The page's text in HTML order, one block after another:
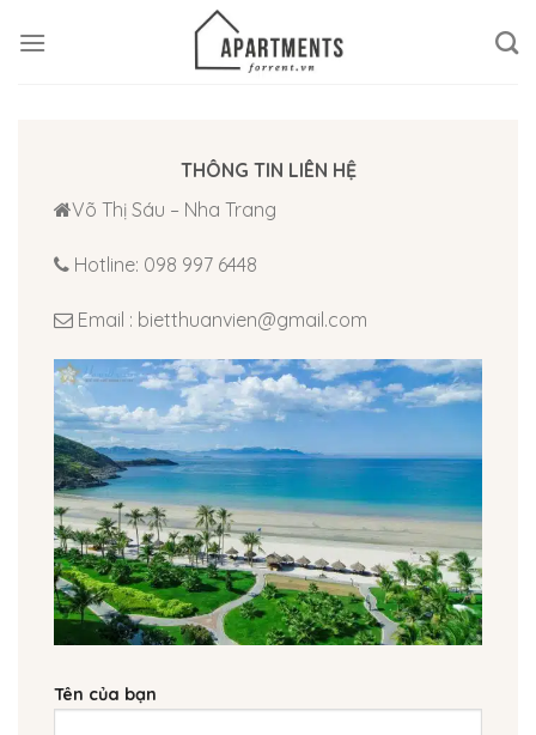
THÔNG TIN LIÊN HỆ
Võ Thị Sáu – Nha Trang
Hotline: 098 997 6448
Email : bietthuanvien@gmail.com
Tên của bạn